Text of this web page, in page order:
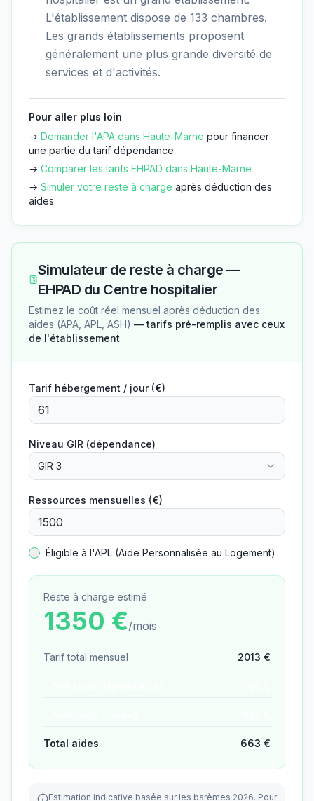
L'établissement dispose de 133 chambres.
Les grands établissements proposent
généralement une plus grande diversité de
services et d'activités.
Pour aller plus loin
→ Demander l'APA dans Haute-Marne pour financer
une partie du tarif dépendance
→ Comparer les tarifs EHPAD dans Haute-Marne
→ Simuler votre reste à charge après déduction des
aides
Simulateur de reste à charge —
EHPAD du Centre hospitalier
Estimez le coût réel mensuel après déduction des
aides (APA, APL, ASH) — tarifs pré-remplis avec ceux
de l'établissement
Tarif hébergement / jour (€)
Niveau GIR (dépendance)
GIR 3
Ressources mensuelles (€)
Éligible à l'APL (Aide Personnalisée au Logement)
Reste à charge estimé
1350 €/mois
Tarif total mensuel 2013 €
Total aides 663 €
Estimation indicative basée sur les barèmes 2026. Pour